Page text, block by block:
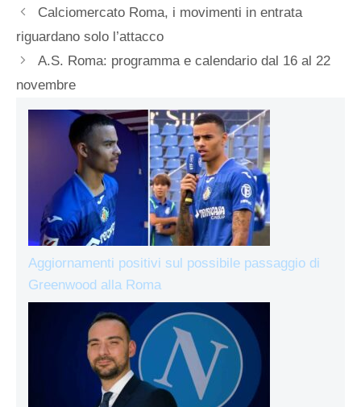
Calciomercato Roma, i movimenti in entrata
riguardano solo l’attacco
A.S. Roma: programma e calendario dal 16 al 22
novembre
Aggiornamenti positivi sul possibile passaggio di
Greenwood alla Roma